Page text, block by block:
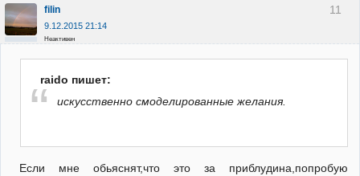
11
filin
9.12.2015 21:14
Неактивен
raido пишет:
искусственно смоделированные желания.
Если мне обьяснят,что это за приблудина,попробую